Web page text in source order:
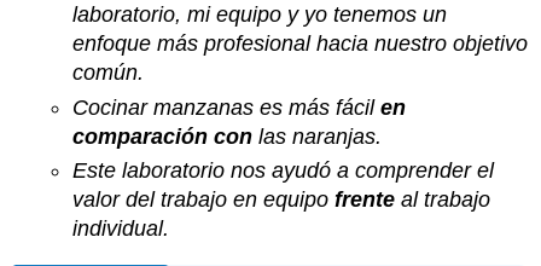
laboratorio, mi equipo y yo tenemos un
enfoque más profesional hacia nuestro objetivo
común.
Cocinar manzanas es más fácil en
comparaciónconlas naranjas.
Este laboratorio nos ayudó a comprender el
valor del trabajo en equipo frenteal trabajo
individual.